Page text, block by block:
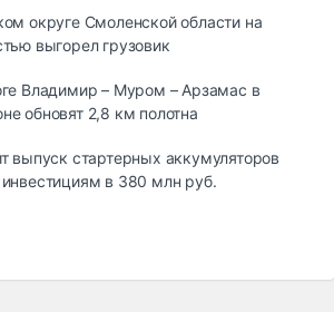
округе Смоленской области на
выгорел грузовик
Владимир – Муром – Арзамас в
обновят 2,8 км полотна
выпуск стартерных аккумуляторов
инвестициям в 380 млн руб.